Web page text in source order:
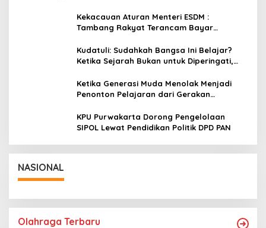
Kekacauan Aturan Menteri ESDM :
Tambang Rakyat Terancam Bayar
Kudatuli: Sudahkah Bangsa Ini Belajar?
Ketika Sejarah Bukan untuk Diperingati,
Ketika Generasi Muda Menolak Menjadi
Penonton Pelajaran dari Gerakan
KPU Purwakarta Dorong Pengelolaan
SIPOL Lewat Pendidikan Politik DPD PAN
NASIONAL
Olahraga Terbaru